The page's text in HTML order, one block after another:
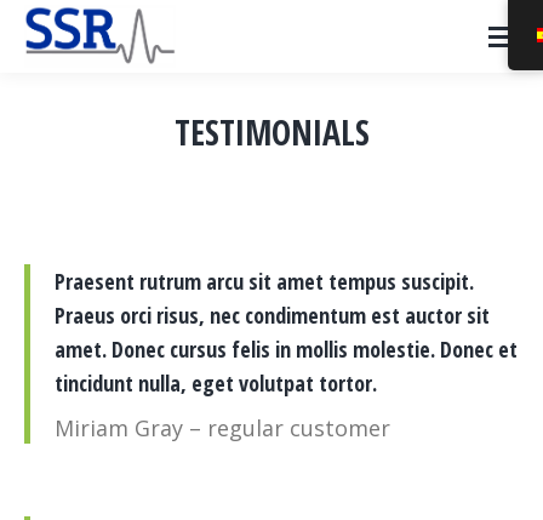
TESTIMONIALS
Praesent rutrum arcu sit amet tempus suscipit.
Praeus orci risus, nec condimentum est auctor sit
amet. Donec cursus felis in mollis molestie. Donec et
tincidunt nulla, eget volutpat tortor.
Miriam Gray – regular customer